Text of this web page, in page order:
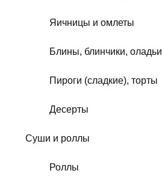
Яичницы и омлеты
Блины, блинчики, оладьи
Пироги (сладкие), торты
Десерты
Суши и роллы
Роллы